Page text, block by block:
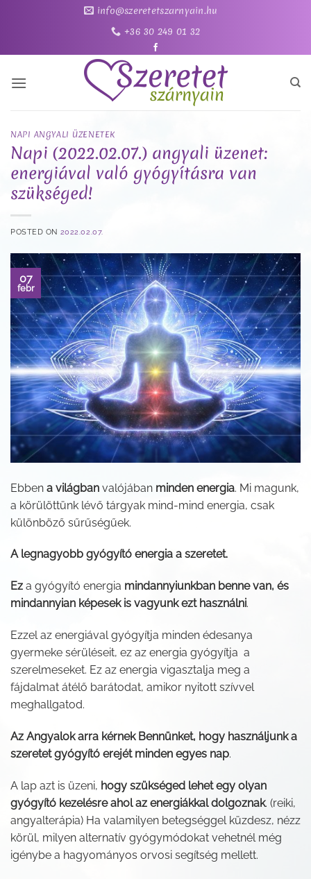
info@szeretetszarnyain.hu
+36 30 249 01 32
NAPI ANGYALI ÜZENETEK
Napi (2022.02.07.) angyali üzenet:
energiával való gyógyításra van
szükséged!
POSTED ON 2022.02.07.
07
febr
Ebben a világban valójában minden energia. Mi magunk,
a körülöttünk lévő tárgyak mind-mind energia, csak
különböző sűrűségűek.
A legnagyobb gyógyító energia a szeretet.
Ez a gyógyító energia mindannyiunkban benne van, és
mindannyian képesek is vagyunk ezt használni.
Ezzel az energiával gyógyítja minden édesanya
gyermeke sérüléseit, ez az energia gyógyítja a
szerelmeseket. Ez az energia vigasztalja meg a
fájdalmat átélő barátodat, amikor nyitott szívvel
meghallgatod.
Az Angyalok arra kérnek Bennünket, hogy használjunk a
szeretet gyógyító erejét minden egyes nap.
A lap azt is üzeni, hogy szükséged lehet egy olyan
gyógyító kezelésre ahol az energiákkal dolgoznak. (reiki,
angyalterápia) Ha valamilyen betegséggel küzdesz, nézz
körül, milyen alternatív gyógymódokat vehetnél még
igénybe a hagyományos orvosi segítség mellett.